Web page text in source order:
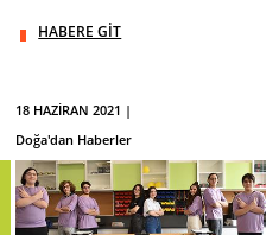
HABERE GİT
18 HAZİRAN 2021 |
Doğa'dan Haberler